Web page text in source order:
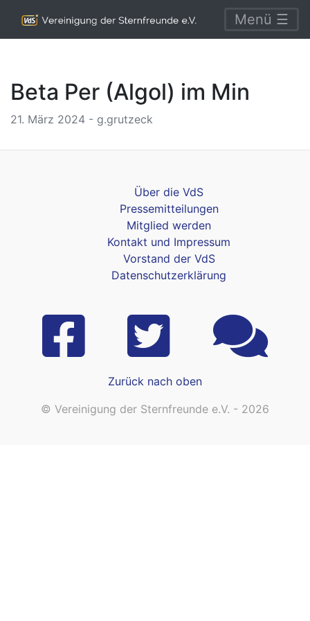
Menü ☰
Beta Per (Algol) im Min
21. März 2024 - g.grutzeck
Über die VdS
Pressemitteilungen
Mitglied werden
Kontakt und Impressum
Vorstand der VdS
Datenschutzerklärung
Zurück nach oben
© Vereinigung der Sternfreunde e.V. - 2026